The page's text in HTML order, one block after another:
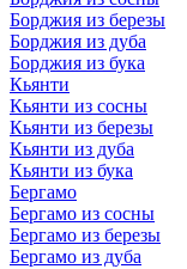
Борджия из березы
Борджия из дуба
Борджия из бука
Кьянти
Кьянти из сосны
Кьянти из березы
Кьянти из дуба
Кьянти из бука
Бергамо
Бергамо из сосны
Бергамо из березы
Бергамо из дуба